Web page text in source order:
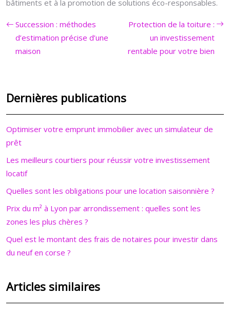
bâtiments et à la promotion de solutions éco-responsables.
Succession : méthodes
d’estimation précise d’une
maison
Protection de la toiture :
un investissement
rentable pour votre bien
Dernières publications
Optimiser votre emprunt immobilier avec un simulateur de
prêt
Les meilleurs courtiers pour réussir votre investissement
locatif
Quelles sont les obligations pour une location saisonnière ?
Prix du m² à Lyon par arrondissement : quelles sont les
zones les plus chères ?
Quel est le montant des frais de notaires pour investir dans
du neuf en corse ?
Articles similaires